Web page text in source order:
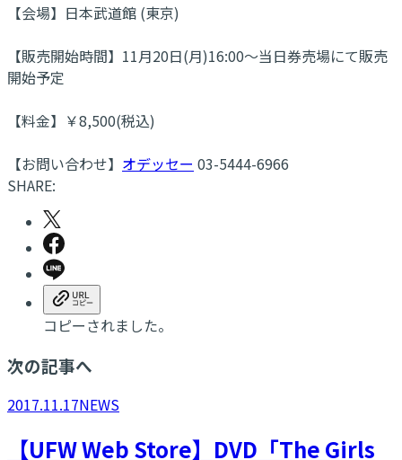
【会場】日本武道館 (東京)
【販売開始時間】11月20日(月)16:00～当日券売場にて販売
開始予定
【料金】￥8,500(税込)
【お問い合わせ】 オデッセー 03-5444-6966
SHARE:
コピーされました。
次の記事へ
2017.11.17NEWS
【UFW Web Store】DVD「The Girls